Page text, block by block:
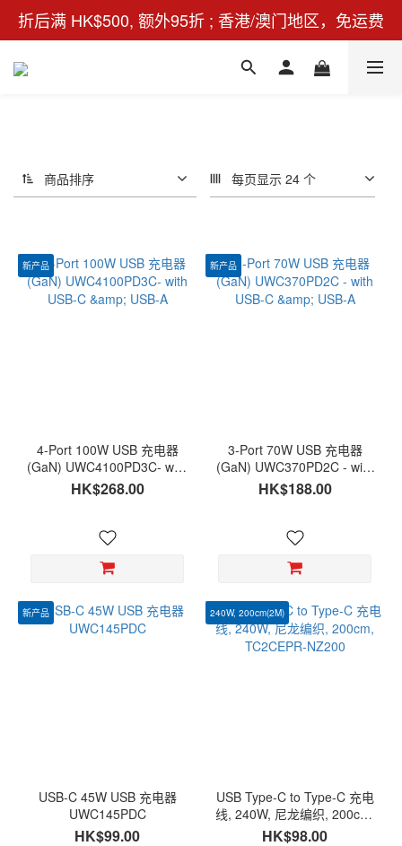
折后满 HK$500, 额外95折 ; 香港/澳门地区，免运费
商品排序 每页显示 24 个
新产品
4-Port 100W USB 充电器
(GaN) UWC4100PD3C- with
USB-C & USB-A
HK$268.00
新产品
3-Port 70W USB 充电器
(GaN) UWC370PD2C - with
USB-C & USB-A
HK$188.00
新产品
USB-C 45W USB 充电器
UWC145PDC
HK$99.00
240W, 200cm(2M)
USB Type-C to Type-C 充电
线, 240W, 尼龙编织, 200cm,
TC2CEPR-NZ200
HK$98.00